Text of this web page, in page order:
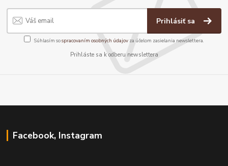
Prihlásiť sa
Súhlasím sospracovaním osobných údajov za účelom zasielania newslettera.
Prihláste sa k odberu newslettera
Facebook, Instagram